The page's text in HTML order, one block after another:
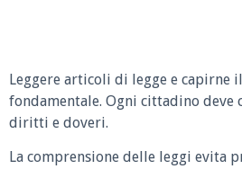
Leggere articoli di legge e capirne
fondamentale. Ogni cittadino deve
diritti e doveri.
La comprensione delle leggi evita